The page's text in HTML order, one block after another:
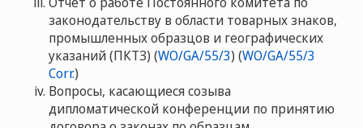
законодательству в области товарных знаков,
промышленных образцов и географических
указаний (ПКТЗ) (WO/GA/55/3) (WO/GA/55/3
Corr.)
Вопросы, касающиеся созыва
дипломатической конференции по принятию